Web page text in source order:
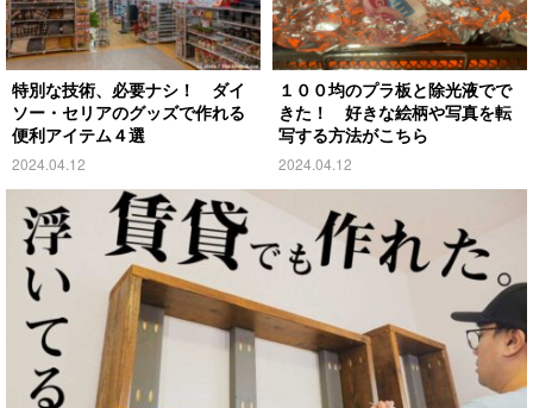
特別な技術、必要ナシ！ ダイ
ソー・セリアのグッズで作れる
便利アイテム４選
2024.04.12
１００均のプラ板と除光液でで
きた！ 好きな絵柄や写真を転
写する方法がこちら
2024.04.12